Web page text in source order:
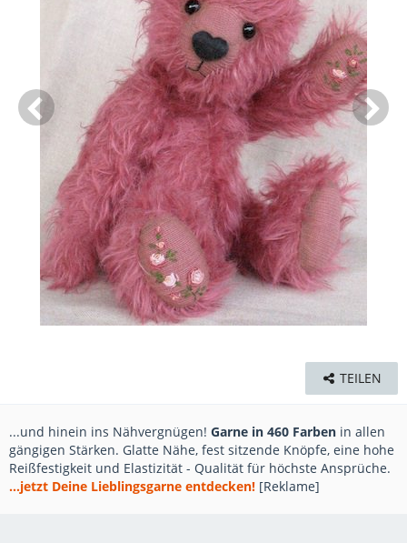
TEILEN
...und hinein ins Nähvergnügen! Garne in 460 Farben in allen
gängigen Stärken. Glatte Nähe, fest sitzende Knöpfe, eine hohe
Reißfestigkeit und Elastizität - Qualität für höchste Ansprüche.
...jetzt Deine Lieblingsgarne entdecken! [Reklame]